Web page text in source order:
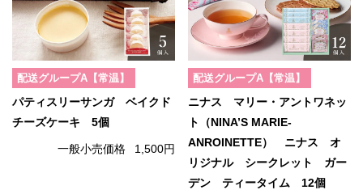
配送グループA【常温】
パティスリーサンガ ベイクド
チーズケーキ 5個
一般小売価格 1,500円
配送グループA【常温】
ニナス マリー・アントワネッ
ト（NINA’S MARIE-
ANROINETTE） ニナス オ
リジナル シークレット ガー
デン ティータイム 12個